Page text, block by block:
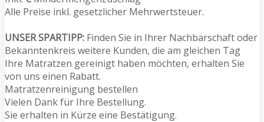
Alle Preise inkl. gesetzlicher Mehrwertsteuer.
UNSER SPARTIPP: Finden Sie in Ihrer Nachbarschaft oder
Bekanntenkreis weitere Kunden, die am gleichen Tag
Ihre Matratzen gereinigt haben möchten, erhalten Sie
von uns einen Rabatt.
Matratzenreinigung bestellen
Vielen Dank für Ihre Bestellung.
Sie erhalten in Kürze eine Bestätigung.